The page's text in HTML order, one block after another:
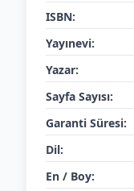
ISBN:
Yayınevi:
Yazar:
Sayfa Sayısı:
Garanti Süresi:
Dil:
En / Boy: